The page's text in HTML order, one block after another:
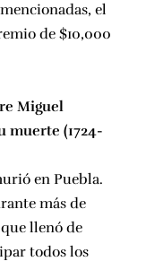
el
de $10,000
Miguel
muerte (1724-
en Puebla.
más de
llenó de
todos los